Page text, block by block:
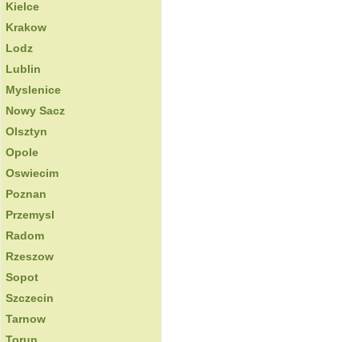
Kielce
Krakow
Lodz
Lublin
Myslenice
Nowy Sacz
Olsztyn
Opole
Oswiecim
Poznan
Przemysl
Radom
Rzeszow
Sopot
Szczecin
Tarnow